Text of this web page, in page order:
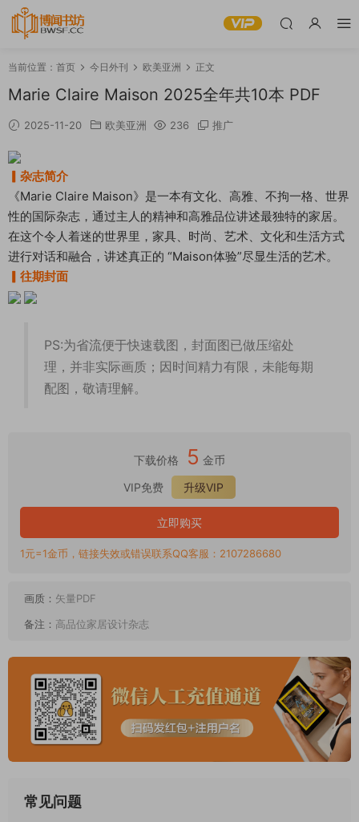
当前位置： 首页 今日外刊 欧美亚洲 正文
Marie Claire Maison 2025全年共10本 PDF
2025-11-20 欧美亚洲 236 推广
▎杂志简介
《Marie Claire Maison》是一本有文化、高雅、不拘一格、世界
性的国际杂志，通过主人的精神和高雅品位讲述最独特的家居。
在这个令人着迷的世界里，家具、时尚、艺术、文化和生活方式
进行对话和融合，讲述真正的 “Maison体验”尽显生活的艺术。
▎往期封面
PS:为省流便于快速载图，封面图已做压缩处
理，并非实际画质；因时间精力有限，未能每期
配图，敬请理解。
下载价格 5 金币
VIP免费
升级VIP
立即购买
1元=1金币，链接失效或错误联系QQ客服：2107286680
画质： 矢量PDF
备注： 高品位家居设计杂志
常见问题